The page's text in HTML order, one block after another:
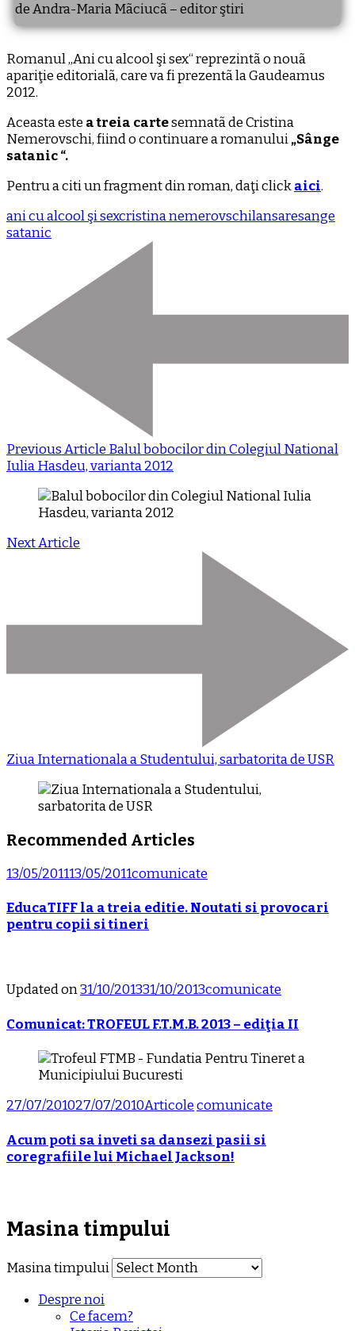
de Andra-Maria Mãciucã – editor ştiri
Romanul „Ani cu alcool şi sex“ reprezintã o nouã
apariţie editorialã, care va fi prezentã la Gaudeamus
2012.
Aceasta este a treia cartesemnatã de Cristina
Nemerovschi, fiind o continuare a romanului„Sânge
satanic “.
Pentru a citi un fragment din roman, daţi clickaici.
ani cu alcool şi sexcristina nemerovschilansaresange
satanic
Previous Article Balul bobocilor din Colegiul National
Iulia Hasdeu, varianta 2012
Next Article
Ziua Internationala a Studentului, sarbatorita de USR
Recommended Articles
13/05/201113/05/2011comunicate
EducaTIFF la a treia editie. Noutati si provocari
pentru copii si tineri
Updated on31/10/201331/10/2013comunicate
Comunicat: TROFEUL F.T.M.B. 2013 – ediţia II
27/07/201027/07/2010Articolecomunicate
Acum poti sa inveti sa dansezi pasii si
coregrafiile lui Michael Jackson!
Masina timpului
Masina timpului
Despre noi
Ce facem?